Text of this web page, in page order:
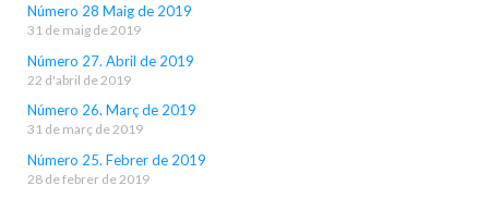
Número 28 Maig de 2019
31 de maig de 2019
Número 27. Abril de 2019
22 d'abril de 2019
Número 26. Març de 2019
31 de març de 2019
Número 25. Febrer de 2019
28 de febrer de 2019